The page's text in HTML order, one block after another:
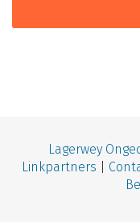
Lagerwey
Linkpartners